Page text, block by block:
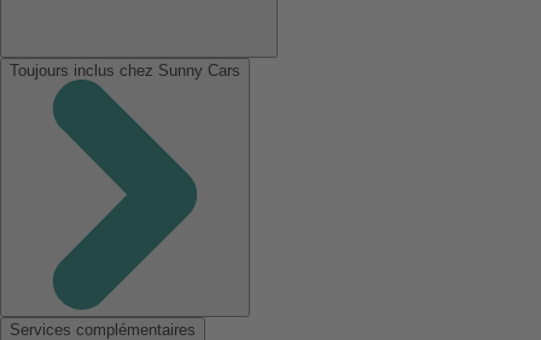
Toujours inclus chez Sunny Cars
Services complémentaires